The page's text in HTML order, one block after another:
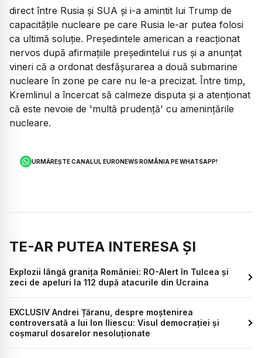
direct între Rusia și SUA și i-a amintit lui Trump de
capacitățile nucleare pe care Rusia le-ar putea folosi
ca ultimă soluție. Președintele american a reacționat
nervos după afirmațiile președintelui rus și a anunțat
vineri că a ordonat desfășurarea a două submarine
nucleare în zone pe care nu le-a precizat. Între timp,
Kremlinul a încercat să calmeze disputa și a atenționat
că este nevoie de 'multă prudență' cu amenințările
nucleare.
URMĂREȘTE CANALUL EURONEWS ROMÂNIA PE WHATSAPP!
TE-AR PUTEA INTERESA ȘI
Explozii lângă granița României: RO-Alert în Tulcea și
zeci de apeluri la 112 după atacurile din Ucraina
EXCLUSIV Andrei Țăranu, despre moștenirea
controversată a lui Ion Iliescu: Visul democrației și
coșmarul dosarelor nesoluționate